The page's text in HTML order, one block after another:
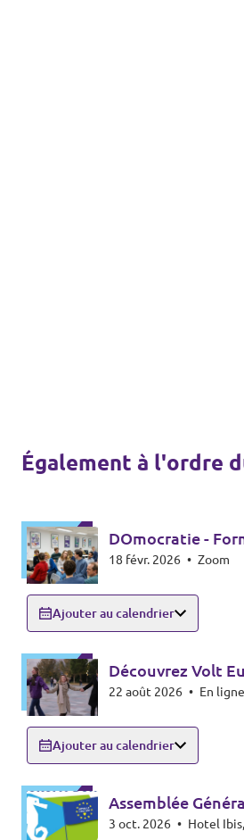
Également à l'ordre
DOmocratie -
18 févr. 2026 • Zoom
Ajouter au calendrier
Découvrez Volt
22 août 2026 • En
Ajouter au calendrier
Assemblée
3 oct. 2026 • Hotel